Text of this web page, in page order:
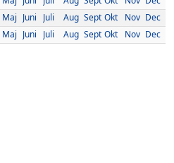
Maj Juni Juli Aug Sept Okt Nov Dec
Maj Juni Juli Aug Sept Okt Nov Dec